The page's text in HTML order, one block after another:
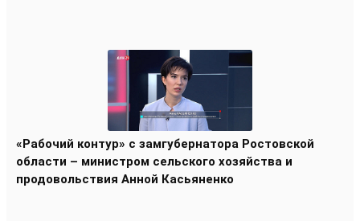
«Рабочий контур» с замгубернатора Ростовской
области – министром сельского хозяйства и
продовольствия Анной Касьяненко